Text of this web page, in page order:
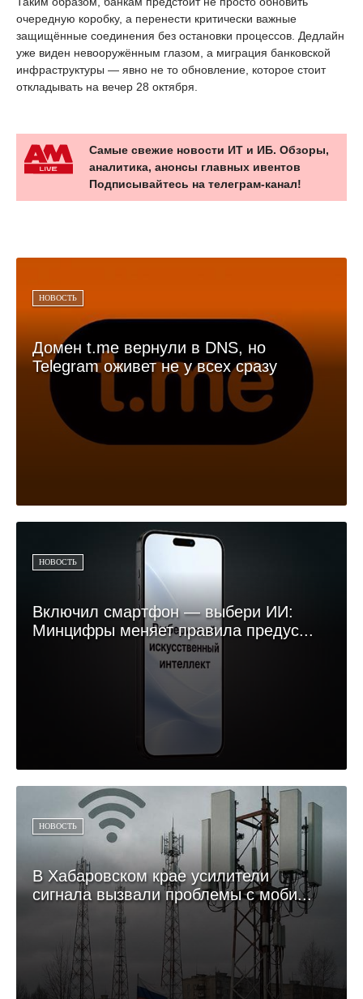
очередную коробку, а перенести критически важные
защищённые соединения без остановки процессов. Дедлайн
уже виден невооружённым глазом, а миграция банковской
инфраструктуры — явно не то обновление, которое стоит
откладывать на вечер 28 октября.
Самые свежие новости ИТ и ИБ. Обзоры,
аналитика, анонсы главных ивентов
Подписывайтесь на телеграм-канал!
НОВОСТЬ
Домен t.me вернули в DNS, но
Telegram оживет не у всех сразу
НОВОСТЬ
Включил смартфон — выбери ИИ:
Минцифры меняет правила предус...
НОВОСТЬ
В Хабаровском крае усилители
сигнала вызвали проблемы с моби...